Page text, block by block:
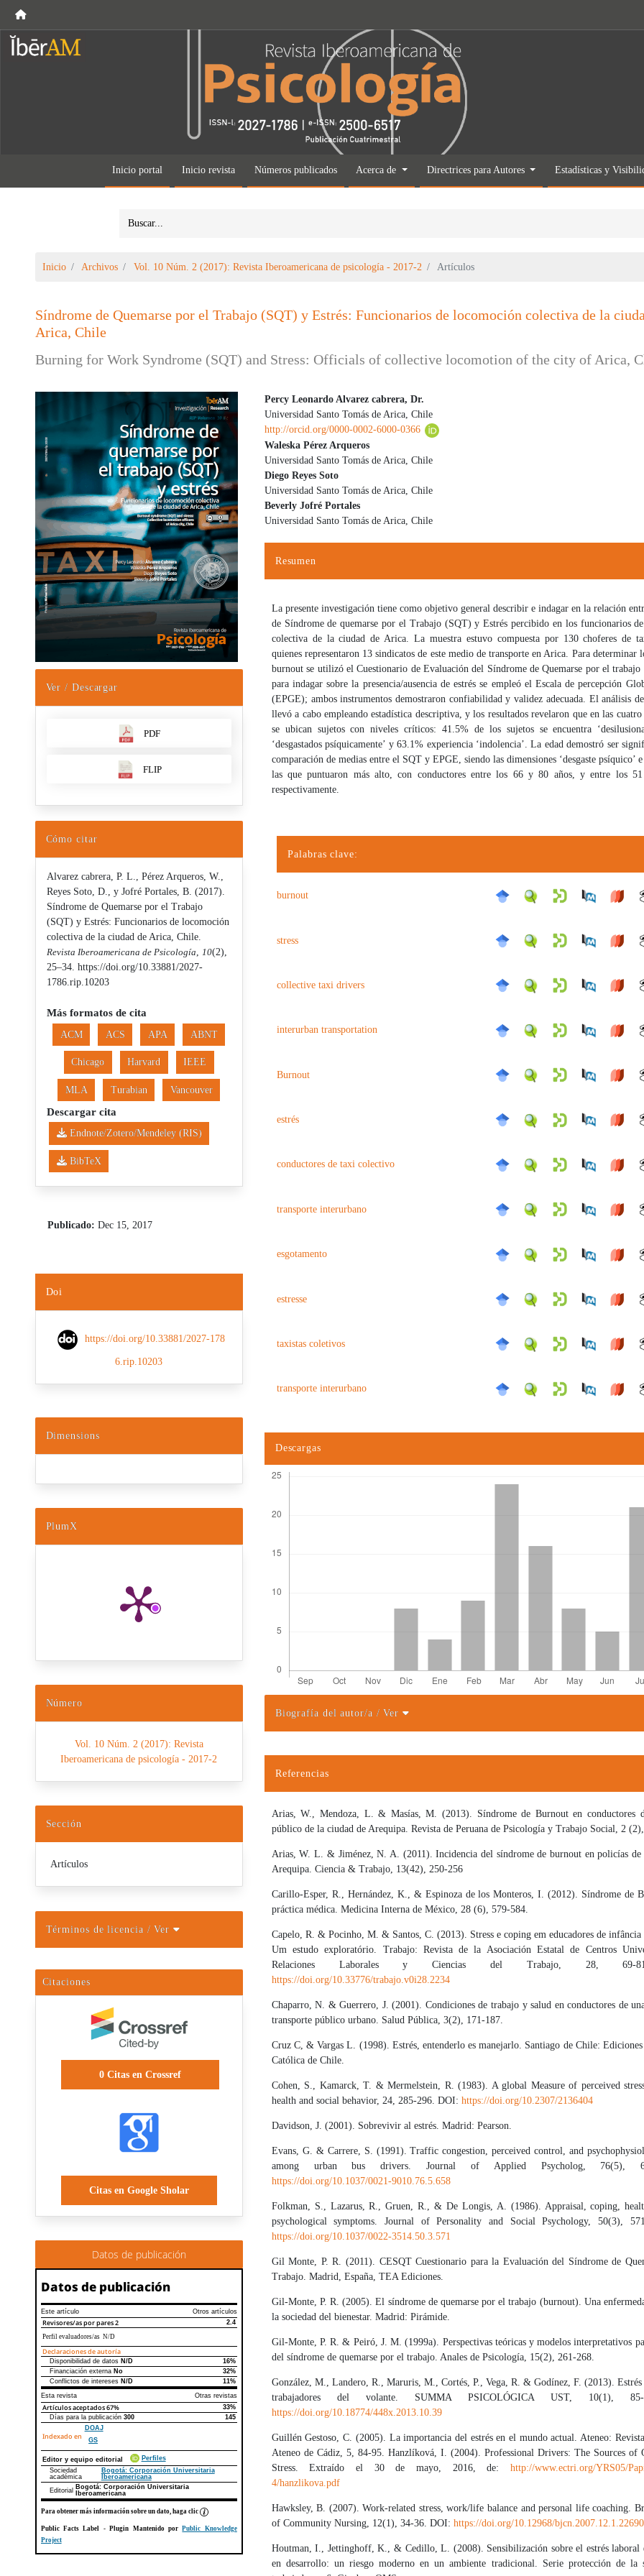
Inicio portal Inicio revista Números publicados Acerca de Directrices para Autores Estadísticas y
Inicio Archivos Vol. 10 Núm. 2 (2017): Revista Iberoamericana de psicología - 2017-2 Artículos
Síndrome de Quemarse por el Trabajo (SQT) y Estrés: Funcionarios de locomoción colectiva de la
Arica, Chile
Burning for Work Syndrome (SQT) and Stress: Officials of collective locomotion of the city of Arica,
Barra lateral del artículo
Ver / Descargar
PDF
FLIP
Cómo citar
Alvarez cabrera, P. L., Pérez Arqueros, W.,
Reyes Soto, D., y Jofré Portales, B. (2017).
Síndrome de Quemarse por el Trabajo
(SQT) y Estrés: Funcionarios de locomoción
colectiva de la ciudad de Arica, Chile.
Revista Iberoamericana de Psicología, 10(2),
25–34. https://doi.org/10.33881/2027-
1786.rip.10203
Más formatos de cita
ACM ACS APA ABNT
Chicago Harvard IEEE
MLA Turabian Vancouver
Descargar cita
Endnote/Zotero/Mendeley (RIS)
BibTeX
Publicado: Dec 15, 2017
Doi
https://doi.org/10.33881/2027-178
6.rip.10203
Dimensions
PlumX
Número
Vol. 10 Núm. 2 (2017): Revista
Iberoamericana de psicología - 2017-2
Sección
Artículos
Términos de licencia / Ver
Citaciones
0Citas en Crossref
Citas en Google Sholar
Datos de publicación
Datos de publicación
Este artículo Otros artículos
Revisores/as por pares2
2.4
Perfil evaluadores/as N/D
Declaraciones de autoría
Declaraciones de autoríaEste artículo
Disponibilidad de datos N/D
16%
Financiación externa No
32%
Conflictos de intereses N/D
11%
Esta revista
Otras revistas
Artículos aceptados67%
33%
Días para la publicación 300 145
Indexado en
DOAJ
GS
Editor y equipo editorial
Perfiles
Sociedad
académica
Bogotá: Corporación Universitaria
Iberoamericana
Editorial
Bogotá: Corporación Universitaria
Iberoamericana
Para obtener más información sobre un dato, haga clic
Public Facts Label - Plugin Mantenido porPublic Knowledge
Project
Contenido principal del artículo
Percy Leonardo Alvarez cabrera, Dr.
Universidad Santo Tomás de Arica, Chile
http://orcid.org/0000-0002-6000-0366
Waleska Pérez Arqueros
Universidad Santo Tomás de Arica, Chile
Diego Reyes Soto
Universidad Santo Tomás de Arica, Chile
Beverly Jofré Portales
Universidad Santo Tomás de Arica, Chile
Resumen
La presente investigación tiene como objetivo general describir e indagar en la relación
de Síndrome de quemarse por el Trabajo (SQT) y Estrés percibido en los funcionarios
colectiva de la ciudad de Arica. La muestra estuvo compuesta por 130 choferes de
quienes representaron 13 sindicatos de este medio de transporte en Arica. Para determinar
burnout se utilizó el Cuestionario de Evaluación del Síndrome de Quemarse por el
para indagar sobre la presencia/ausencia de estrés se empleó el Escala de percepción
(EPGE); ambos instrumentos demostraron confiabilidad y validez adecuada. El análisis
llevó a cabo empleando estadística descriptiva, y los resultados revelaron que en las cuatro
se ubican sujetos con niveles críticos: 41.5% de los sujetos se encuentra
‘desgastados psíquicamente’ y 63.1% experiencia ‘indolencia’. La edad demostró ser
comparación de medias entre el SQT y EPGE, siendo las dimensiones ‘desgaste psíquico’ e
las que puntuaron más alto, con conductores entre los 66 y 80 años, y entre los
respectivamente.
Palabras clave:
burnout
stress
collective taxi drivers
interurban transportation
Burnout
estrés
conductores de taxi colectivo
transporte interurbano
esgotamento
estresse
taxistas coletivos
transporte interurbano
Descargas
Biografía del autor/a / Ver
Referencias
Arias, W., Mendoza, L. & Masías, M. (2013). Síndrome de Burnout en conductores
público de la ciudad de Arequipa. Revista de Peruana de Psicología y Trabajo Social, 2
Arias, W. L. & Jiménez, N. A. (2011). Incidencia del síndrome de burnout en policías de
Arequipa. Ciencia & Trabajo, 13(42), 250-256
Carillo-Esper, R., Hernández, K., & Espinoza de los Monteros, I. (2012). Síndrome de
práctica médica. Medicina Interna de México, 28 (6), 579-584.
Capelo, R. & Pocinho, M. & Santos, C. (2013). Stress e coping em educadores de infância
Um estudo exploratório. Trabajo: Revista de la Asociación Estatal de Centros
Relaciones Laborales y Ciencias del Trabajo, 28, 69-
https://doi.org/10.33776/trabajo.v0i28.2234
Chaparro, N. & Guerrero, J. (2001). Condiciones de trabajo y salud en conductores de
transporte público urbano. Salud Pública, 3(2), 171-187.
Cruz C, & Vargas L. (1998). Estrés, entenderlo es manejarlo. Santiago de Chile:
Católica de Chile.
Cohen, S., Kamarck, T. & Mermelstein, R. (1983). A global Measure of perceived
health and social behavior, 24, 285-296. DOI: https://doi.org/10.2307/2136404
Davidson, J. (2001). Sobrevivir al estrés. Madrid: Pearson.
Evans, G. & Carrere, S. (1991). Traffic congestion, perceived control, and
among urban bus drivers. Journal of Applied Psycholog, 76(5),
https://doi.org/10.1037/0021-9010.76.5.658
Folkman, S., Lazarus, R., Gruen, R., & De Longis, A. (1986). Appraisal, coping,
psychological symptoms. Journal of Personality and Social Psychology, 50(3),
https://doi.org/10.1037/0022-3514.50.3.571
Gil Monte, P. R. (2011). CESQT Cuestionario para la Evaluación del Síndrome de
Trabajo. Madrid, España, TEA Ediciones.
Gil-Monte, P. R. (2005). El síndrome de quemarse por el trabajo (burnout). Una
la sociedad del bienestar. Madrid: Pirámide.
Gil-Monte, P. R. & Peiró, J. M. (1999a). Perspectivas teóricas y modelos interpretativos
del síndrome de quemarse por el trabajo. Anales de Psicología, 15(2), 261-268.
González, M., Landero, R., Maruris, M., Cortés, P., Vega, R. & Godínez, F. (2013).
trabajadores del volante. SUMMA PSICOLÓGICA UST, 10(1),
https://doi.org/10.18774/448x.2013.10.39
Guillén Gestoso, C. (2005). La importancia del estrés en el mundo actual. Ateneo:
Ateneo de Cádiz, 5, 84-95. Hanzlíková, I. (2004). Professional Drivers: The Sources of
Stress. Extraído el 30 de mayo, 2016, de:http://www.ectri.org/YRS05/
4/hanzlikova.pdf
Hawksley, B. (2007). Work-related stress, work/life balance and personal life coaching.
of Community Nursing, 12(1), 34-36. DOI: https://doi.org/10.12968/bjcn.2007.12.1.22690
Houtman, I., Jettinghoff, K., & Cedillo, L. (2008). Sensibilización sobre el estrés laboral
en desarrollo: un riesgo moderno en un ambiente tradicional. Serie protección de la